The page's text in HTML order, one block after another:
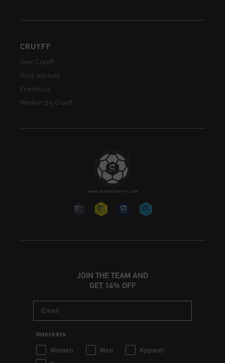
CRUYFF
Over Cruyff
Onze winkels
Franchise
Werken bij Cruyff
JOIN THE TEAM AND
GET 14% OFF
Interests
Women Men
Apparel